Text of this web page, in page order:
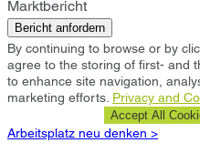
Marktbericht
Bericht anfordern
By continuing to browse or by
agree to the storing of first- and
to enhance site navigation,
marketing efforts. Privacy and
Accept All
Arbeitsplatz neu denken >